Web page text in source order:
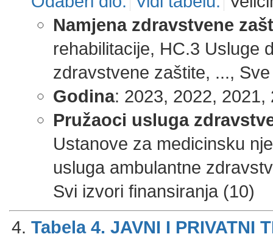
Namjena zdravstvene
rehabilitacije, HC.3 Usluge
zdravstvene zaštite, ...,
Godina: 2023, 2022,
Pružaoci usluga
Ustanove za medicinsku
usluga ambulantne
Svi izvori finansiranja (10)
Tabela 4. JAVNI I PRIVATNI